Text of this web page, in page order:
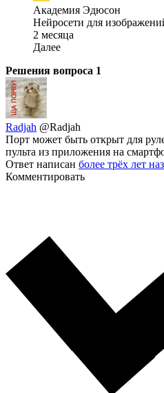
Академия Эдюсон
Нейросети для
2 месяца
Далее
Решения вопроса 1
Radjah @Radjah
Порт может быть открыт для
пульта из приложения на
Ответ написан более трёх лет
Комментировать